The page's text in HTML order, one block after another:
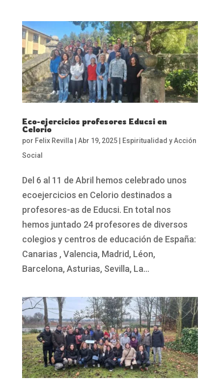
Eco-ejercicios profesores Educsi en
Celorio
por Felix Revilla Abr 19, 2025|
Espiritualidad y Acción
Social
Del 6 al 11 de Abril hemos celebrado unos
ecoejercicios en Celorio destinados a
profesores-as de Educsi. En total nos
hemos juntado 24 profesores de diversos
colegios y centros de educación de España:
Canarias , Valencia, Madrid, Léon,
Barcelona, Asturias, Sevilla, La...